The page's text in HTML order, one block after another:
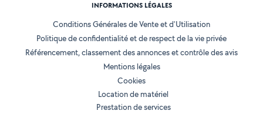
INFORMATIONS LÉGALES
Conditions Générales de Vente et d'Utilisation
Politique de confidentialité et de respect de la vie privée
Référencement, classement des annonces et contrôle des avis
Mentions légales
Cookies
Location de matériel
Prestation de services